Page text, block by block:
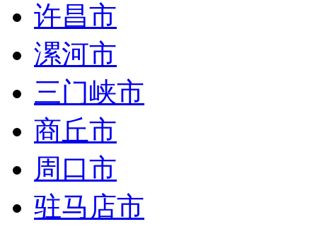
许昌市
漯河市
三门峡市
商丘市
周口市
驻马店市